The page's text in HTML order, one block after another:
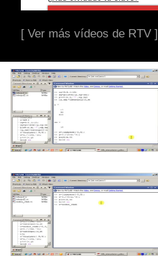
[ Ver más vídeos de RTV ]